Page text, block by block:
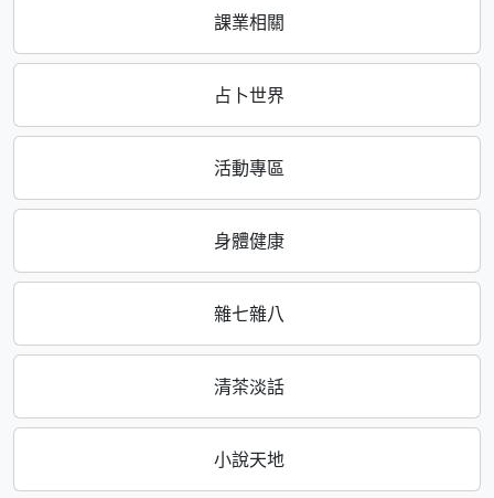
課業相關
占卜世界
活動專區
身體健康
雜七雜八
清茶淡話
小說天地